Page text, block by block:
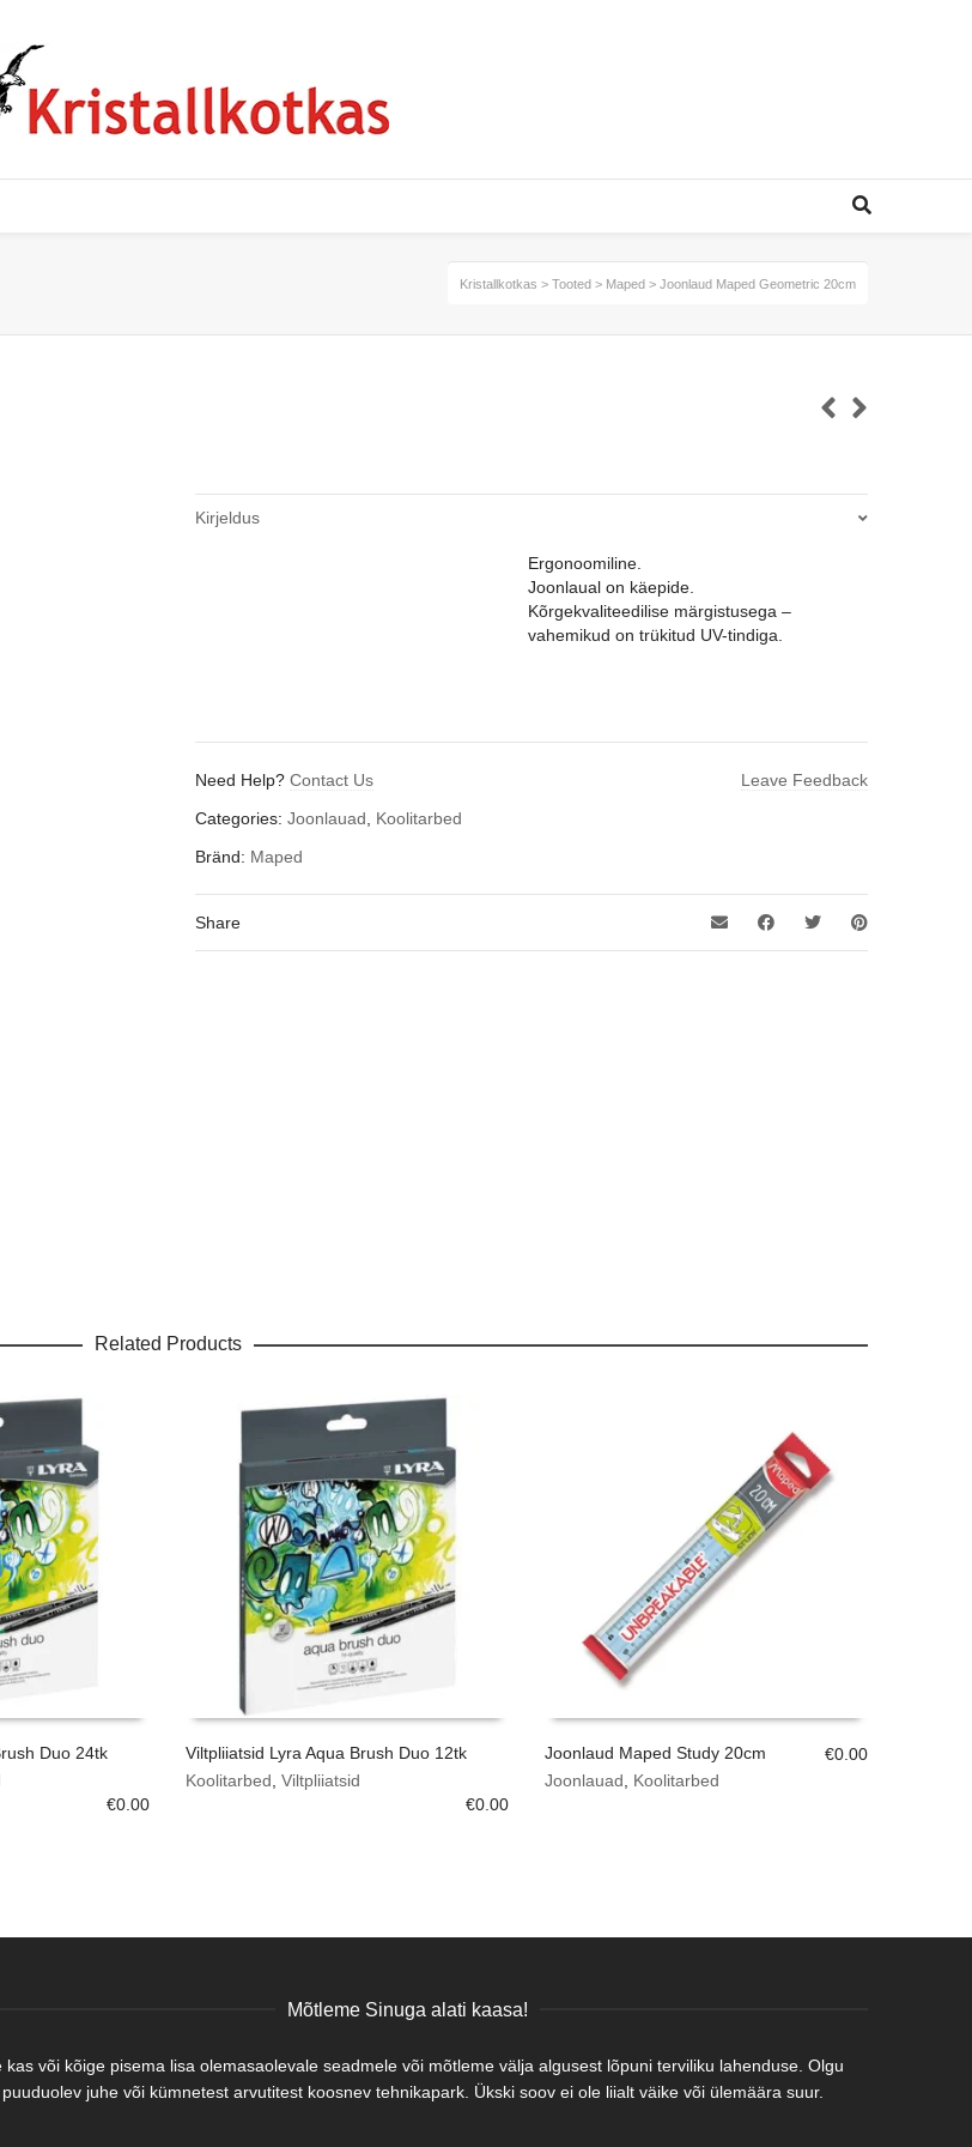
Kristallkotkas > Tooted > Maped > Joonlaud Maped Geometric 20cm
Kirjeldus
Ergonoomiline.
Joonlaual on käepide.
Kõrgekvaliteedilise märgistusega –
vahemikud on trükitud UV-tindiga.
Need Help?Contact Us
Leave Feedback
Categories:Joonlauad
Koolitarbed
Bränd: Maped
Share
Related Products
Duo 24tk
€0.00
Viltpliiatsid Lyra Aqua Brush Duo 12tk
Koolitarbed Viltpliiatsid
€0.00
Joonlaud Maped Study 20cm
Joonlauad
Koolitarbed
€0.00
Mõtleme Sinuga alati kaasa!
kas või kõige pisema lisa olemasaolevale seadmele või mõtleme välja algusest lõpuni terviliku lahenduse. Olgu
juhe või kümnetest arvutitest koosnev tehnikapark. Ükski soov ei ole liialt väike või ülemäära suur.